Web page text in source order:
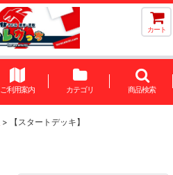
カート
ご利用案内 カテゴリ 商品検索
> 【スタートデッキ】